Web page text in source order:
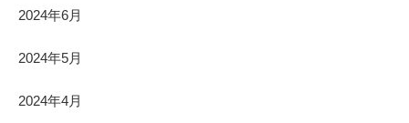
2024年6月
2024年5月
2024年4月